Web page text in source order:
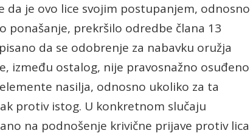
da je ovo lice svojim postupanjem, odnosno
ponašanje, prekršilo odredbe člana 13
da se odobrenje za nabavku oružja
između ostalog, nije pravosnažno osuđeno
nasilja, odnosno ukoliko za ta
protiv istog. U konkretnom slučaju
na podnošenje krivične prijave protiv lica